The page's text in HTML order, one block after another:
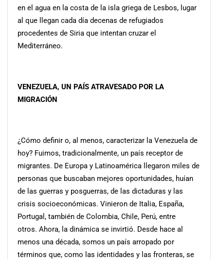
en el agua en la costa de la isla griega de Lesbos, lugar
al que llegan cada día decenas de refugiados
procedentes de Siria que intentan cruzar el
Mediterráneo.
VENEZUELA, UN PAÍS ATRAVESADO POR LA
MIGRACIÓN
¿Cómo definir o, al menos, caracterizar la Venezuela de
hoy? Fuimos, tradicionalmente, un país receptor de
migrantes. De Europa y Latinoamérica llegaron miles de
personas que buscaban mejores oportunidades, huían
de las guerras y posguerras, de las dictaduras y las
crisis socioeconómicas. Vinieron de Italia, España,
Portugal, también de Colombia, Chile, Perú, entre
otros. Ahora, la dinámica se invirtió. Desde hace al
menos una década, somos un país arropado por
términos que, como las identidades y las fronteras, se